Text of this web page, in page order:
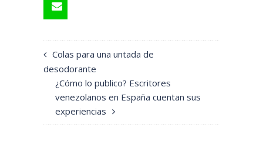
Colas para una untada de
desodorante
¿Cómo lo publico? Escritores
venezolanos en España cuentan sus
experiencias